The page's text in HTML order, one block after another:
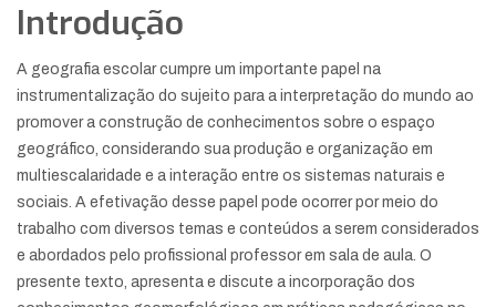
Introdução
A geografia escolar cumpre um importante papel na
instrumentalização do sujeito para a interpretação do mundo ao
promover a construção de conhecimentos sobre o espaço
geográfico, considerando sua produção e organização em
multiescalaridade e a interação entre os sistemas naturais e
sociais. A efetivação desse papel pode ocorrer por meio do
trabalho com diversos temas e conteúdos a serem considerados
e abordados pelo profissional professor em sala de aula. O
presente texto, apresenta e discute a incorporação dos